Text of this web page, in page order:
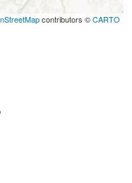
contributors ©CARTO